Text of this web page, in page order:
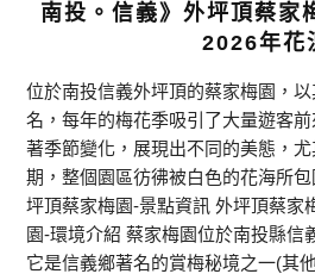
南投。信義》外坪頂蔡家
2026年花
位於南投信義外坪頂的蔡家梅園，
名，每年的梅花季吸引了大量遊客
著季節變化，展現出不同的美態，
期，整個園區彷彿被白色的花海所
坪頂蔡家梅園-景點資訊 外坪頂蔡家
園-環境介紹 蔡家梅園位於南投縣信
它是信義鄉著名的賞梅秘境之一(其